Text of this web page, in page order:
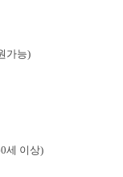
가능)
세 이상)